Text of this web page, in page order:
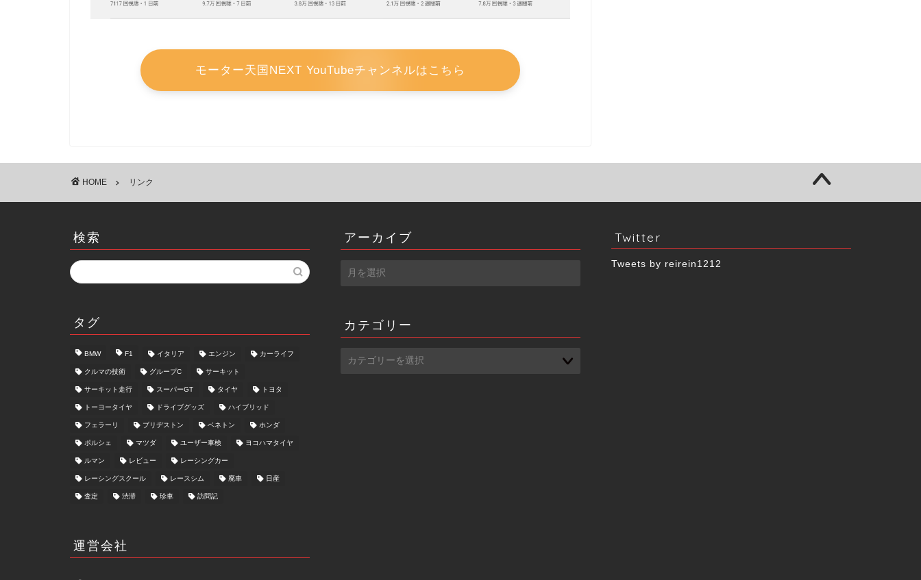
モーター天国NEXT YouTubeチャンネルはこちら
HOME リンク
検索
タグ
BMW F1 イタリア エンジン カーライフ
クルマの技術 グループC サーキット
サーキット走行 スーパーGT タイヤ トヨタ
トーヨータイヤ ドライブグッズ ハイブリッド
フェラーリ ブリヂストン ベネトン ホンダ
ポルシェ マツダ ユーザー車検 ヨコハマタイヤ
ルマン レビュー レーシングカー
レーシングスクール レースシム 廃車 日産
査定 渋滞 珍車 訪問記
運営会社
アーカイブ
ア
ー
ブ
カテゴリー
Twitter
Tweets by reirein1212